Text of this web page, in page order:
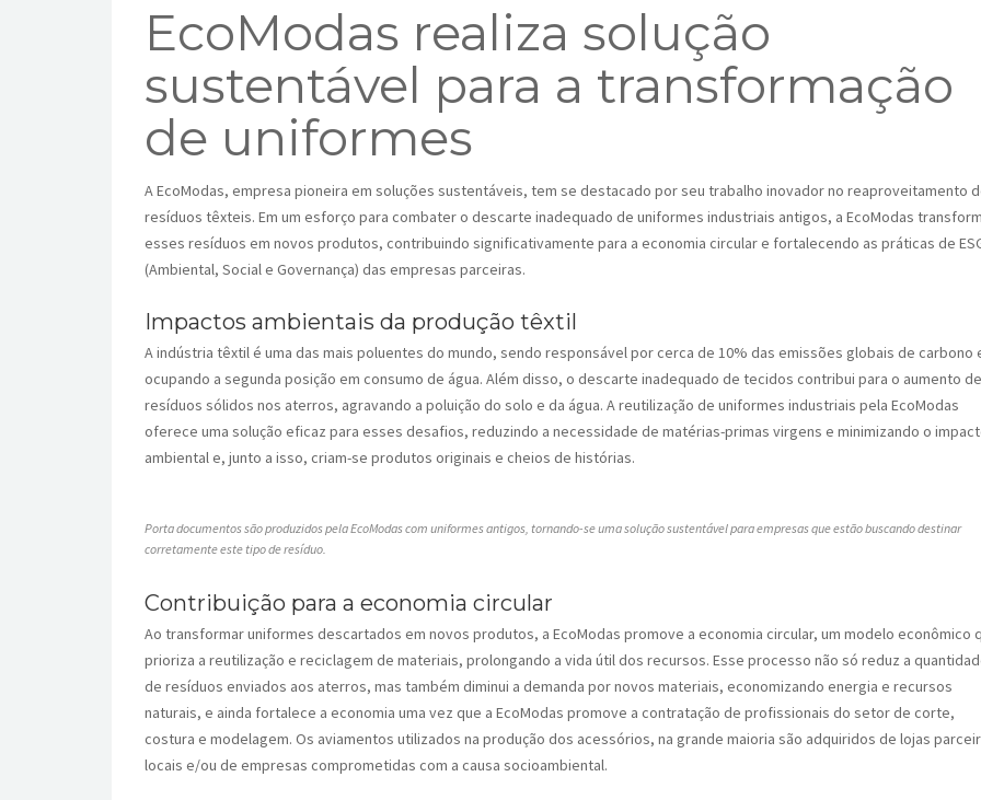
EcoModas realiza solução
sustentável para a transformação
de uniformes
A EcoModas, empresa pioneira em soluções sustentáveis, tem se destacado por seu trabalho inovador no reaproveitamento
resíduos têxteis. Em um esforço para combater o descarte inadequado de uniformes industriais antigos, a EcoModas
esses resíduos em novos produtos, contribuindo significativamente para a economia circular e fortalecendo as práticas de
(Ambiental, Social e Governança) das empresas parceiras.
Impactos ambientais da produção têxtil
A indústria têxtil é uma das mais poluentes do mundo, sendo responsável por cerca de 10% das emissões globais de carbono
ocupando a segunda posição em consumo de água. Além disso, o descarte inadequado de tecidos contribui para o aumento de
resíduos sólidos nos aterros, agravando a poluição do solo e da água. A reutilização de uniformes industriais pela EcoModas
oferece uma solução eficaz para esses desafios, reduzindo a necessidade de matérias-primas virgens e minimizando o
ambiental e, junto a isso, criam-se produtos originais e cheios de histórias.
Porta documentos são produzidos pela EcoModas com uniformes antigos, tornando-se uma solução sustentável para empresas que estão buscando destinar
corretamente este tipo de resíduo.
Contribuição para a economia circular
Ao transformar uniformes descartados em novos produtos, a EcoModas promove a economia circular, um modelo econômico
prioriza a reutilização e reciclagem de materiais, prolongando a vida útil dos recursos. Esse processo não só reduz a
de resíduos enviados aos aterros, mas também diminui a demanda por novos materiais, economizando energia e recursos
naturais, e ainda fortalece a economia uma vez que a EcoModas promove a contratação de profissionais do setor de corte,
costura e modelagem. Os aviamentos utilizados na produção dos acessórios, na grande maioria são adquiridos de lojas
locais e/ou de empresas comprometidas com a causa socioambiental.